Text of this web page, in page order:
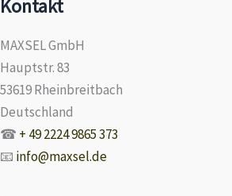
Kontakt
MAXSEL GmbH
Hauptstr. 83
53619 Rheinbreitbach
Deutschland
☎ + 49 2224 9865 373
📧 info@maxsel.de